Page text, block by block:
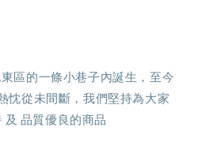
東區的一條小巷子內誕生，至今
忱從未間斷，我們堅持為大家
及 品質優良的商品